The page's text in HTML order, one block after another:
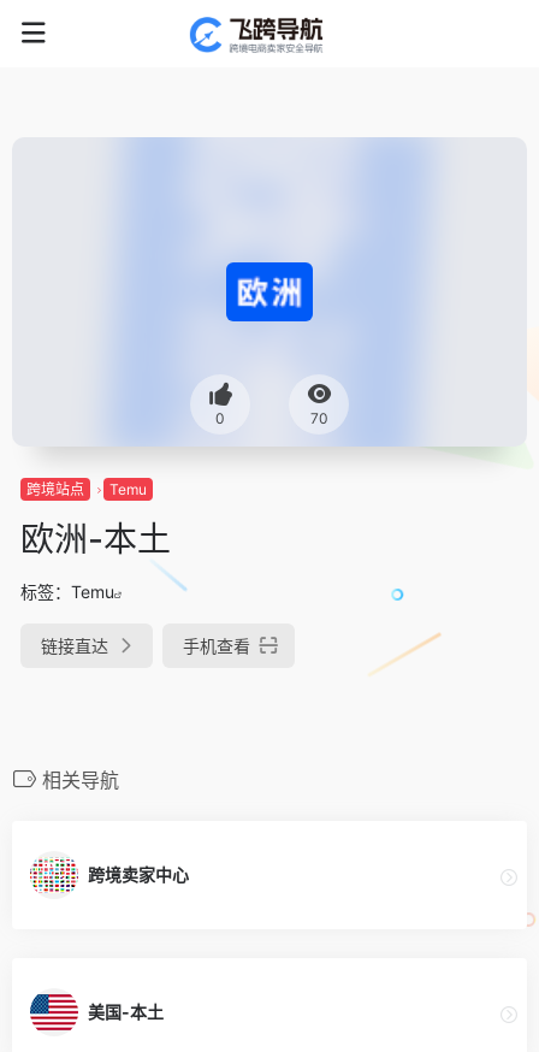
0 70
跨境站点 Temu
欧洲-本土
标签： Temu
链接直达 手机查看
相关导航
跨境卖家中心
美国-本土